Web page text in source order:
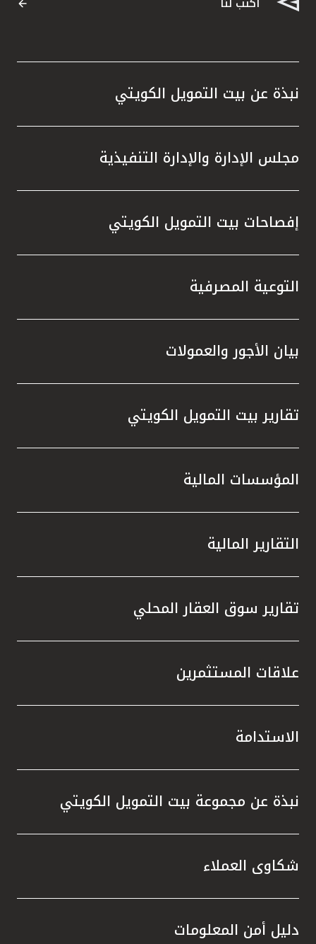
نبذة عن بيت التمويل الكويتي
مجلس الإدارة والإدارة التنفيذية
إفصاحات بيت التمويل الكويتي
التوعية المصرفية
بيان الأجور والعمولات
تقارير بيت التمويل الكويتي
المؤسسات المالية
التقارير المالية
تقارير سوق العقار المحلي
علاقات المستثمرين
الاستدامة
نبذة عن مجموعة بيت التمويل الكويتي
شكاوى العملاء
دليل أمن المعلومات